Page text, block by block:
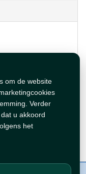
om de website
Verder
u akkoord
het
WhatsAppen